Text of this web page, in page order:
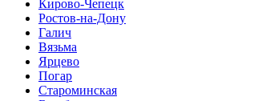
Кирово-Чепецк
Ростов-на-Дону
Галич
Вязьма
Ярцево
Погар
Староминская